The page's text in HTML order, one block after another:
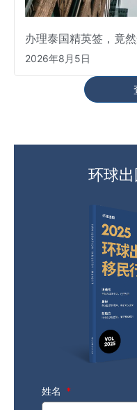
办理泰国精英签，竟
2026年8月5日
环球出
姓名